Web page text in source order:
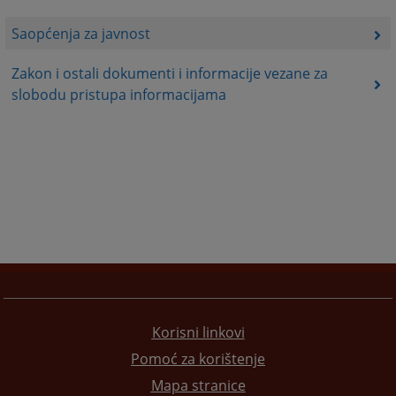
Saopćenja za javnost
Zakon i ostali dokumenti i informacije vezane za
slobodu pristupa informacijama
Korisni linkovi
Pomoć za korištenje
Mapa stranice